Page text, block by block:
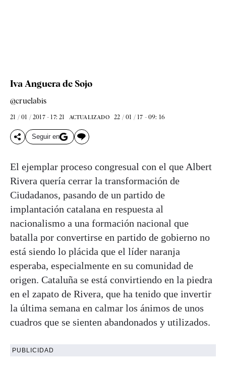
Iva Anguera de Sojo
@cruelabis
21 / 01 / 2017 - 17: 21 ACTUALIZADO 22 / 01 / 17 - 09: 16
Seguir en
El ejemplar proceso congresual con el que Albert
Rivera quería cerrar la transformación de
Ciudadanos, pasando de un partido de
implantación catalana en respuesta al
nacionalismo a una formación nacional que
batalla por convertirse en partido de gobierno no
está siendo lo plácida que el líder naranja
esperaba, especialmente en su comunidad de
origen. Cataluña se está convirtiendo en la piedra
en el zapato de Rivera, que ha tenido que invertir
la última semana en calmar los ánimos de unos
cuadros que se sienten abandonados y utilizados.
PUBLICIDAD